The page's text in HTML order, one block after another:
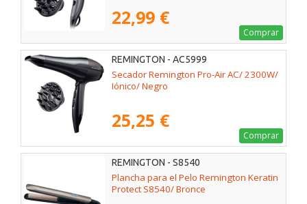
22,99 €
Comprar
REMINGTON - AC5999
Secador Remington Pro-Air AC/ 2300W/
Iónico/ Negro
25,25 €
Comprar
REMINGTON - S8540
Plancha para el Pelo Remington Keratin
Protect S8540/ Bronce